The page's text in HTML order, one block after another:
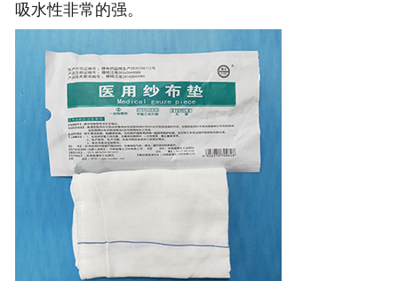
吸水性非常的强。